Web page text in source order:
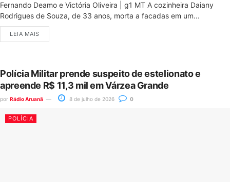
Fernando Deamo e Victória Oliveira | g1 MT A cozinheira Daiany
Rodrigues de Souza, de 33 anos, morta a facadas em um...
LEIA MAIS
Polícia Militar prende suspeito de estelionato e
apreende R$ 11,3 mil em Várzea Grande
por Rádio Aruanã 8 de julho de 2026 0
POLÍCIA